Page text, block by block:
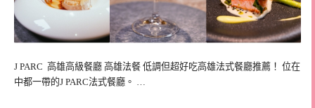
J PARC 高雄高級餐廳 高雄法餐 低調但超好吃高雄法式餐廳推薦！ 位在
中都一帶的J PARC法式餐廳。 …